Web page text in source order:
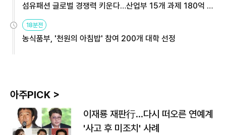
섬유패션 글로벌 경쟁력 키운다…산업부 15개 과제 180억 지
18분전
농식품부, '천원의 아침밥' 참여 200개 대학 선정
아주PICK >
이재룡 재판行…다시 떠오른 연예계
'사고 후 미조치' 사례